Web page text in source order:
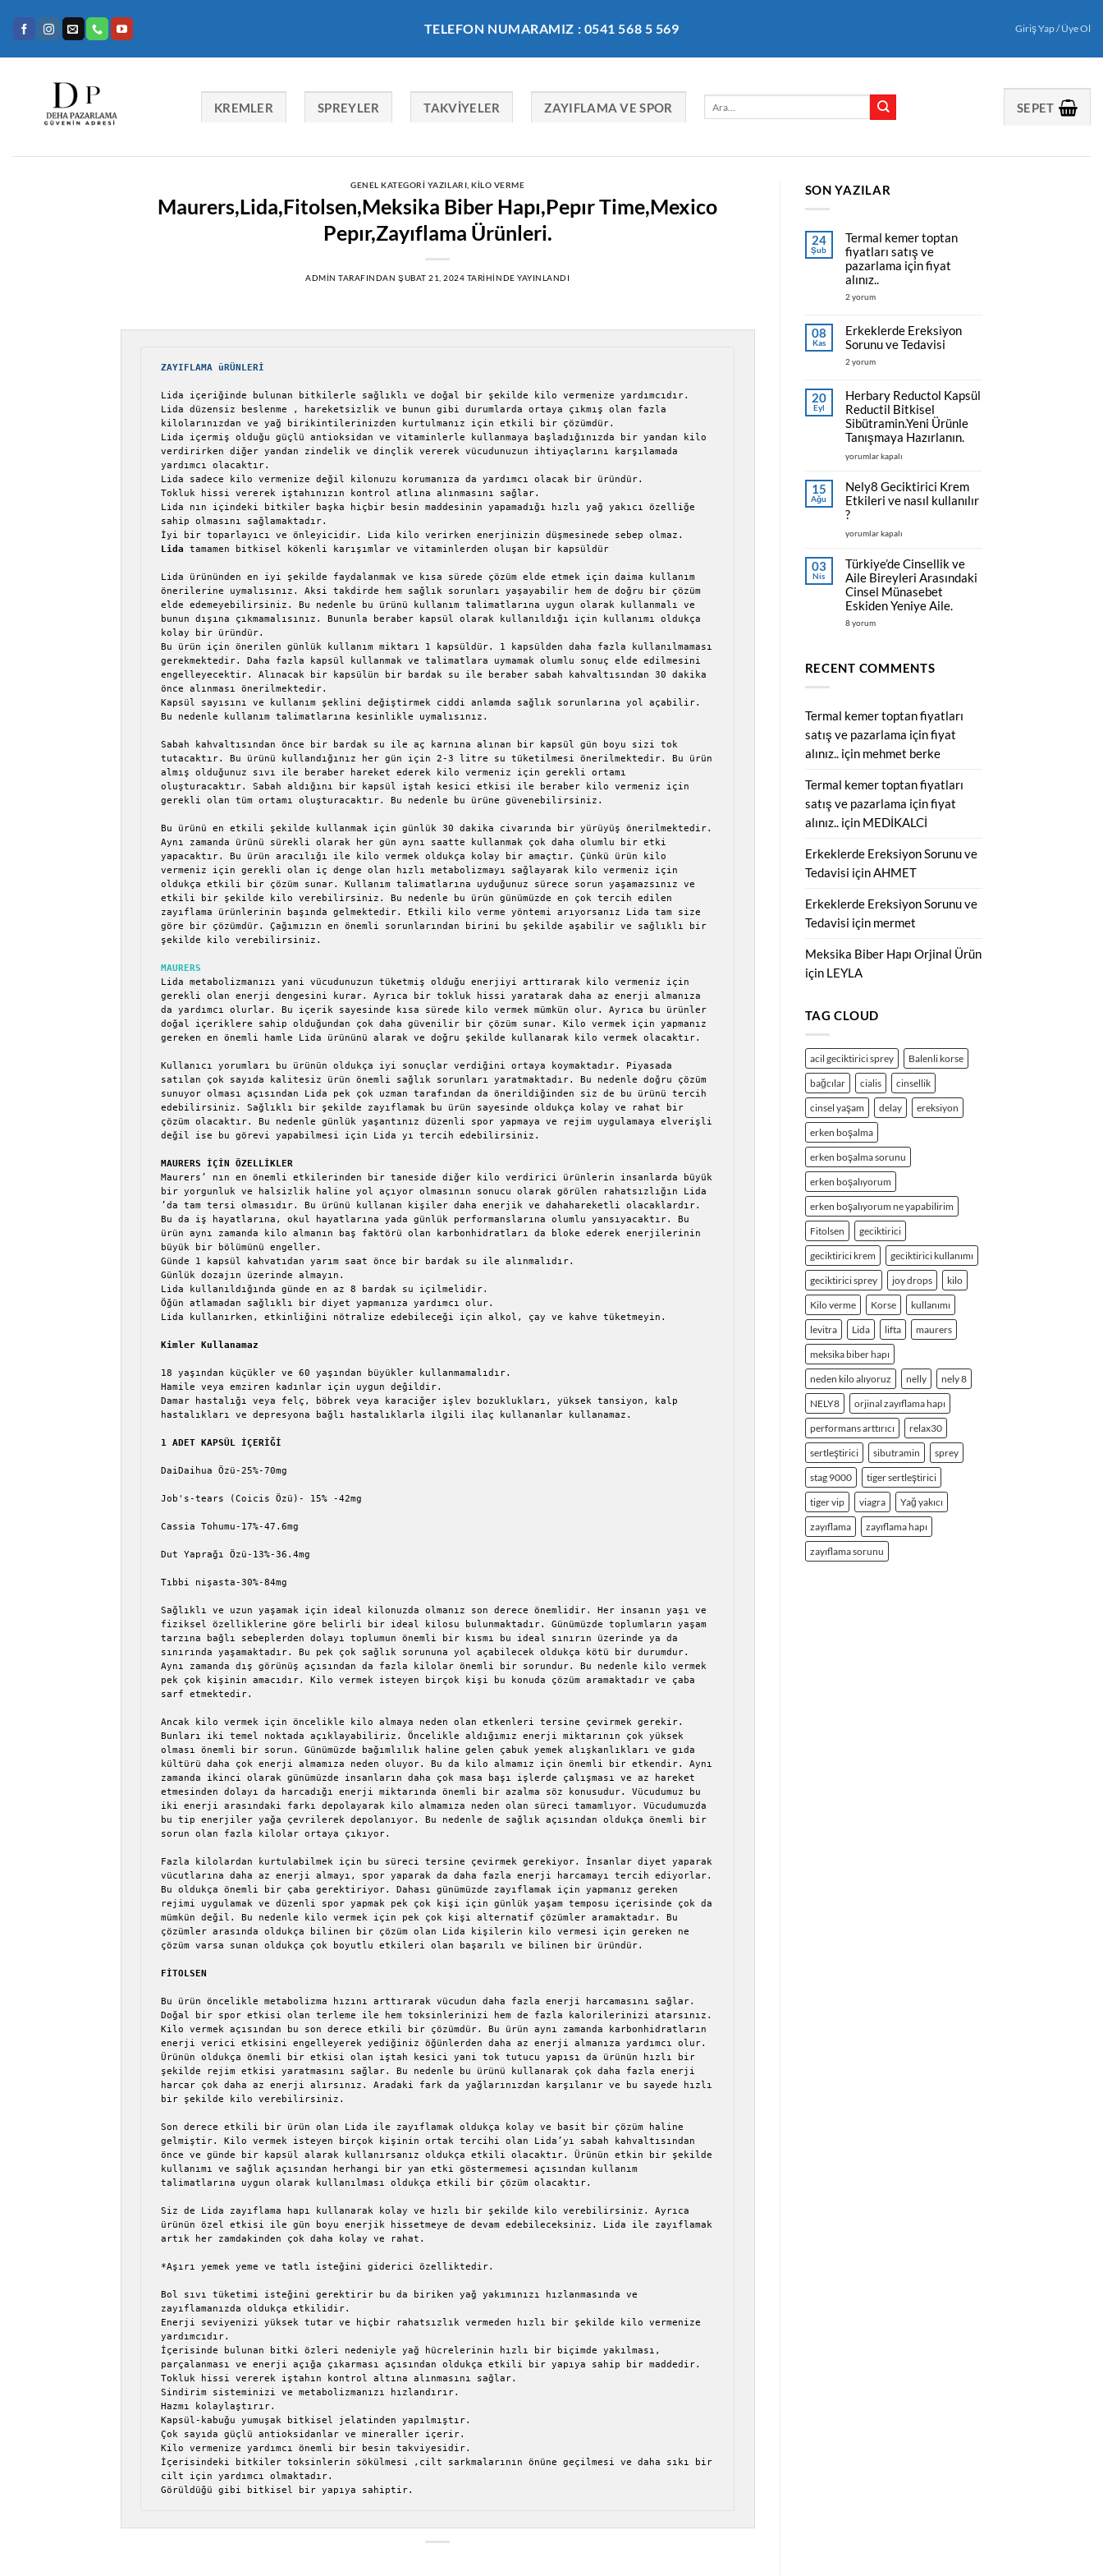
TELEFON NUMARAMIZ : 0541 568 5 569 Giriş Yap / Üye Ol
KREMLER SPREYLER TAKVIYELER ZAYIFLAMA VE SPOR SEPET
GENEL KATEGORI YAZILARI ,KILO VERME
Maurers,Lida,Fitolsen,Meksika Biber Hapı,Pepır Time,Mexico
Pepır,Zayıflama Ürünleri.
ADMIN TARAFINDAN ŞUBAT 21, 2024 TARIHINDE YAYINLANDI
Lida içeriğinde bulunan bitkilerle sağlıklı ve doğal bir şekilde kilo vermenize yardımcıdır.
Lida düzensiz beslenme , hareketsizlik ve bunun gibi durumlarda ortaya çıkmış olan fazla
kilolarınızdan ve yağ birikintilerinizden kurtulmanız için etkili bir çözümdür.
Lida içermiş olduğu güçlü antioksidan ve vitaminlerle kullanmaya başladığınızda bir yandan kilo
verdirirken diğer yandan zindelik ve dinçlik vererek vücudunuzun ihtiyaçlarını karşılamada
yardımcı olacaktır.
Lida sadece kilo vermenize değil kilonuzu korumanıza da yardımcı olacak bir üründür.
Tokluk hissi vererek iştahınızın kontrol atlına alınmasını sağlar.
Lida nın içindeki bitkiler başka hiçbir besin maddesinin yapamadığı hızlı yağ yakıcı özelliğe
sahip olmasını sağlamaktadır.
Lida tamamen bitkisel kökenli karışımlar ve vitaminlerden oluşan bir kapsüldür
Lida ürününden en iyi şekilde faydalanmak ve kısa sürede çözüm elde etmek için daima kullanım
önerilerine uymalısınız. Aksi takdirde hem sağlık sorunları yaşayabilir hem de doğru bir çözüm
elde edemeyebilirsiniz. Bu nedenle bu ürünü kullanım talimatlarına uygun olarak kullanmalı ve
bunun dışına çıkmamalısınız. Bununla beraber kapsül olarak kullanıldığı için kullanımı oldukça
kolay bir üründür.
Bu ürün için önerilen günlük kullanım miktarı 1 kapsüldür. 1 kapsülden daha fazla kullanılmaması
gerekmektedir. Daha fazla kapsül kullanmak ve talimatlara uymamak olumlu sonuç elde edilmesini
engelleyecektir. Alınacak bir kapsülün bir bardak su ile beraber sabah kahvaltısından 30 dakika
önce alınması önerilmektedir.
Kapsül sayısını ve kullanım şeklini değiştirmek ciddi anlamda sağlık sorunlarına yol açabilir.
Bu nedenle kullanım talimatlarına kesinlikle uymalısınız.
Sabah kahvaltısından önce bir bardak su ile aç karnına alınan bir kapsül gün boyu sizi tok
tutacaktır. Bu ürünü kullandığınız her gün için 2-3 litre su tüketilmesi önerilmektedir. Bu ürün
almış olduğunuz sıvı ile beraber hareket ederek kilo vermeniz için gerekli ortamı
oluşturacaktır. Sabah aldığını bir kapsül iştah kesici etkisi ile beraber kilo vermeniz için
gerekli olan tüm ortamı oluşturacaktır. Bu nedenle bu ürüne güvenebilirsiniz.
Bu ürünü en etkili şekilde kullanmak için günlük 30 dakika civarında bir yürüyüş önerilmektedir.
Aynı zamanda ürünü sürekli olarak her gün aynı saatte kullanmak çok daha olumlu bir etki
yapacaktır. Bu ürün aracılığı ile kilo vermek oldukça kolay bir amaçtır. Çünkü ürün kilo
vermeniz için gerekli olan iç denge olan hızlı metabolizmayı sağlayarak kilo vermeniz için
oldukça etkili bir çözüm sunar. Kullanım talimatlarına uyduğunuz sürece sorun yaşamazsınız ve
etkili bir şekilde kilo verebilirsiniz. Bu nedenle bu ürün günümüzde en çok tercih edilen
zayıflama ürünlerinin başında gelmektedir. Etkili kilo verme yöntemi arıyorsanız Lida tam size
göre bir çözümdür. Çağımızın en önemli sorunlarından birini bu şekilde aşabilir ve sağlıklı bir
şekilde kilo verebilirsiniz.
MAURERS
Lida metabolizmanızı yani vücudunuzun tüketmiş olduğu enerjiyi arttırarak kilo vermeniz için
gerekli olan enerji dengesini kurar. Ayrıca bir tokluk hissi yaratarak daha az enerji almanıza
da yardımcı olurlar. Bu içerik sayesinde kısa sürede kilo vermek mümkün olur. Ayrıca bu ürünler
doğal içeriklere sahip olduğundan çok daha güvenilir bir çözüm sunar. Kilo vermek için yapmanız
gereken en önemli hamle Lida ürününü alarak ve doğru şekilde kullanarak kilo vermek olacaktır.
Kullanıcı yorumları bu ürünün oldukça iyi sonuçlar verdiğini ortaya koymaktadır. Piyasada
satılan çok sayıda kalitesiz ürün önemli sağlık sorunları yaratmaktadır. Bu nedenle doğru çözüm
sunuyor olması açısından Lida pek çok uzman tarafından da önerildiğinden siz de bu ürünü tercih
edebilirsiniz. Sağlıklı bir şekilde zayıflamak bu ürün sayesinde oldukça kolay ve rahat bir
çözüm olacaktır. Bu nedenle günlük yaşantınız düzenli spor yapmaya ve rejim uygulamaya elverişli
değil ise bu görevi yapabilmesi için Lida yı tercih edebilirsiniz.
Maurers’ nın en önemli etkilerinden bir taneside diğer kilo verdirici ürünlerin insanlarda büyük
bir yorgunluk ve halsizlik haline yol açıyor olmasının sonucu olarak görülen rahatsızlığın Lida
’da tam tersi olmasıdır. Bu ürünü kullanan kişiler daha enerjik ve dahahareketli olacaklardır.
Bu da iş hayatlarına, okul hayatlarına yada günlük performanslarına olumlu yansıyacaktır. Bu
ürün aynı zamanda kilo almanın baş faktörü olan karbonhidratları da bloke ederek enerjilerinin
büyük bir bölümünü engeller.
Günde 1 kapsül kahvatıdan yarım saat önce bir bardak su ile alınmalıdır.
Günlük dozajın üzerinde almayın.
Lida kullanıldığında günde en az 8 bardak su içilmelidir.
Öğün atlamadan sağlıklı bir diyet yapmanıza yardımcı olur.
Lida kullanırken, etkinliğini nötralize edebileceği için alkol, çay ve kahve tüketmeyin.
18 yaşından küçükler ve 60 yaşından büyükler kullanmamalıdır.
Hamile veya emziren kadınlar için uygun değildir.
Damar hastalığı veya felç, böbrek veya karaciğer işlev bozuklukları, yüksek tansiyon, kalp
hastalıkları ve depresyona bağlı hastalıklarla ilgili ilaç kullananlar kullanamaz.
1 ADET KAPSÜL İÇERİĞİ
DaiDaihua Özü-25%-70mg
Job's-tears (Coicis Özü)- 15% -42mg
Cassia Tohumu-17%-47.6mg
Dut Yaprağı Özü-13%-36.4mg
Tıbbi nişasta-30%-84mg
Sağlıklı ve uzun yaşamak için ideal kilonuzda olmanız son derece önemlidir. Her insanın yaşı ve
fiziksel özelliklerine göre belirli bir ideal kilosu bulunmaktadır. Günümüzde toplumların yaşam
tarzına bağlı sebeplerden dolayı toplumun önemli bir kısmı bu ideal sınırın üzerinde ya da
sınırında yaşamaktadır. Bu pek çok sağlık sorununa yol açabilecek oldukça kötü bir durumdur.
Aynı zamanda dış görünüş açısından da fazla kilolar önemli bir sorundur. Bu nedenle kilo vermek
pek çok kişinin amacıdır. Kilo vermek isteyen birçok kişi bu konuda çözüm aramaktadır ve çaba
sarf etmektedir.
Ancak kilo vermek için öncelikle kilo almaya neden olan etkenleri tersine çevirmek gerekir.
Bunları iki temel noktada açıklayabiliriz. Öncelikle aldığımız enerji miktarının çok yüksek
olması önemli bir sorun. Günümüzde bağımlılık haline gelen çabuk yemek alışkanlıkları ve gıda
kültürü daha çok enerji almamıza neden oluyor. Bu da kilo almamız için önemli bir etkendir. Aynı
zamanda ikinci olarak günümüzde insanların daha çok masa başı işlerde çalışması ve az hareket
etmesinden dolayı da harcadığı enerji miktarında önemli bir azalma söz konusudur. Vücudumuz bu
iki enerji arasındaki farkı depolayarak kilo almamıza neden olan süreci tamamlıyor. Vücudumuzda
bu tip enerjiler yağa çevrilerek depolanıyor. Bu nedenle de sağlık açısından oldukça önemli bir
sorun olan fazla kilolar ortaya çıkıyor.
Fazla kilolardan kurtulabilmek için bu süreci tersine çevirmek gerekiyor. İnsanlar diyet yaparak
vücutlarına daha az enerji almayı, spor yaparak da daha fazla enerji harcamayı tercih ediyorlar.
Bu oldukça önemli bir çaba gerektiriyor. Dahası günümüzde zayıflamak için yapmanız gereken
rejimi uygulamak ve düzenli spor yapmak pek çok kişi için günlük yaşam temposu içerisinde çok da
mümkün değil. Bu nedenle kilo vermek için pek çok kişi alternatif çözümler aramaktadır. Bu
çözümler arasında oldukça bilinen bir çözüm olan Lida kişilerin kilo vermesi için gereken ne
çözüm varsa sunan oldukça çok boyutlu etkileri olan başarılı ve bilinen bir üründür.
FİTOLSEN
Bu ürün öncelikle metabolizma hızını arttırarak vücudun daha fazla enerji harcamasını sağlar.
Doğal bir spor etkisi olan terleme ile hem toksinlerinizi hem de fazla kalorilerinizi atarsınız.
Kilo vermek açısından bu son derece etkili bir çözümdür. Bu ürün aynı zamanda karbonhidratların
enerji verici etkisini engelleyerek yediğiniz öğünlerden daha az enerji almanıza yardımcı olur.
Ürünün oldukça önemli bir etkisi olan iştah kesici yani tok tutucu yapısı da ürünün hızlı bir
şekilde rejim etkisi yaratmasını sağlar. Bu nedenle bu ürünü kullanarak çok daha fazla enerji
harcar çok daha az enerji alırsınız. Aradaki fark da yağlarınızdan karşılanır ve bu sayede hızlı
bir şekilde kilo verebilirsiniz.
Son derece etkili bir ürün olan Lida ile zayıflamak oldukça kolay ve basit bir çözüm haline
gelmiştir. Kilo vermek isteyen birçok kişinin ortak tercihi olan Lida’yı sabah kahvaltısından
önce ve günde bir kapsül alarak kullanırsanız oldukça etkili olacaktır. Ürünün etkin bir şekilde
kullanımı ve sağlık açısından herhangi bir yan etki göstermemesi açısından kullanım
talimatlarına uygun olarak kullanılması oldukça etkili bir çözüm olacaktır.
Siz de Lida zayıflama hapı kullanarak kolay ve hızlı bir şekilde kilo verebilirsiniz. Ayrıca
ürünün özel etkisi ile gün boyu enerjik hissetmeye de devam edebileceksiniz. Lida ile zayıflamak
artık her zamdakinden çok daha kolay ve rahat.
*Aşırı yemek yeme ve tatlı isteğini giderici özelliktedir.
Bol sıvı tüketimi isteğini gerektirir bu da biriken yağ yakımınızı hızlanmasında ve
zayıflamanızda oldukça etkilidir.
Enerji seviyenizi yüksek tutar ve hiçbir rahatsızlık vermeden hızlı bir şekilde kilo vermenize
yardımcıdır.
İçerisinde bulunan bitki özleri nedeniyle yağ hücrelerinin hızlı bir biçimde yakılması,
parçalanması ve enerji açığa çıkarması açısından oldukça etkili bir yapıya sahip bir maddedir.
Tokluk hissi vererek iştahın kontrol altına alınmasını sağlar.
Sindirim sisteminizi ve metabolizmanızı hızlandırır.
Hazmı kolaylaştırır.
Kapsül-kabuğu yumuşak bitkisel jelatinden yapılmıştır.
Çok sayıda güçlü antioksidanlar ve mineraller içerir.
Kilo vermenize yardımcı önemli bir besin takviyesidir.
İçerisindeki bitkiler toksinlerin sökülmesi ,cilt sarkmalarının önüne geçilmesi ve daha sıkı bir
cilt için yardımcı olmaktadır.
Görüldüğü gibi bitkisel bir yapıya sahiptir.
SON YAZILAR
24
Şub
Termal kemer toptan
fiyatları satış ve
pazarlama için fiyat
alınız..
Termal
fiyatları
satış
ve
için
için
2 yorum
08
Kas
Erkeklerde Ereksiyon
Sorunu ve Tedavisi
Erkeklerde
ve
Tedavisi
için
2 yorum
20
Eyl
Herbary Reductol Kapsül
Reductil Bitkisel
Sibütramin.Yeni Ürünle
Tanışmaya Hazırlanın.
Herbary
Kapsül
Reductil
Bitkisel
Sibütramin.Yeni
Ürünle
Hazırlanın.
için
yorumlar kapalı
15
Ağu
Nely8 Geciktirici Krem
Etkileri ve nasıl kullanılır
?
Nely8
Krem
Etkileri
ve
nasıl
kullanılır
?
yorumlar kapalı
03
Nis
Türkiye’de Cinsellik ve
Aile Bireyleri Arasındaki
Cinsel Münasebet
Eskiden Yeniye Aile.
Türkiye’de
Arasındaki
Yeniye
Aile.
8 yorum
RECENT COMMENTS
Termal kemer toptan fiyatları
satış ve pazarlama için fiyat
alınız..için mehmet berke
Termal kemer toptan fiyatları
satış ve pazarlama için fiyat
alınız..için MEDİKALCİ
Erkeklerde Ereksiyon Sorunu ve
Tedavisi içinAHMET
Erkeklerde Ereksiyon Sorunu ve
Tedavisi için mermet
Meksika Biber Hapı Orjinal Ürün
için LEYLA
TAG CLOUD
acil geciktirici sprey
Balenli korse
bağcılar
cialis
cinsellik
cinsel yaşam
delay
ereksiyon
erken boşalma
erken boşalma sorunu
erken boşalıyorum
erken boşalıyorum ne yapabilirim
Fitolsen
geciktirici
geciktirici krem
geciktirici kullanımı
geciktirici sprey
joy drops
kilo
Kilo verme
Korse
kullanımı
levitra
Lida lifta
maurers
meksika biber hapı
neden kilo alıyoruz
nelly
nely 8
NELY8
orjinal zayıflama hapı
performans arttırıcı
relax30
sertleştirici
sibutramin
sprey
stag 9000
tiger sertleştirici
tiger vip
viagra
Yağ yakıcı
zayıflama
zayıflama hapı
zayıflama sorunu